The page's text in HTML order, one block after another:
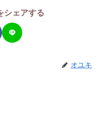
シェアする
オユキ